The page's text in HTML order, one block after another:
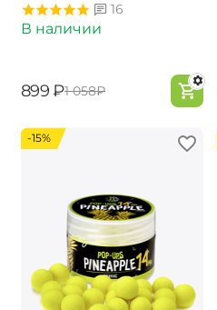
16
В наличии
‍899‍ ₽‍1 058‍₽
-15%